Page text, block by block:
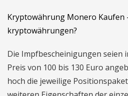
Kryptowährung Monero Kaufen
kryptowährungen?
Die Impfbescheinigungen seien
Preis von 100 bis 130 Euro
hoch die jeweilige